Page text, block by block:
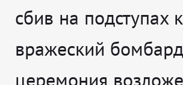
сбив на подступах
вражеский
церемония